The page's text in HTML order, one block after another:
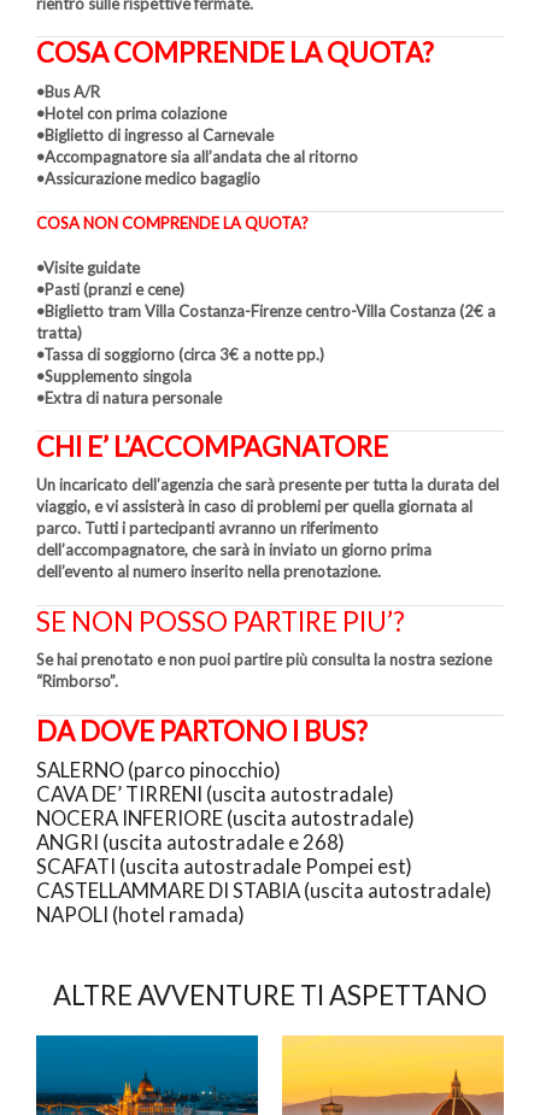
COSA COMPRENDE LA QUOTA?
•Bus A/R
•Hotel con prima colazione
•Biglietto di ingresso al Carnevale
•Accompagnatore sia all’andata che al ritorno
•Assicurazione medico bagaglio
COSA NON COMPRENDE LA QUOTA?
•Visite guidate
•Pasti (pranzi e cene)
•Biglietto tram Villa Costanza-Firenze centro-Villa Costanza (2€ a
tratta)
•Tassa di soggiorno (circa 3€ a notte pp.)
•Supplemento singola
•Extra di natura personale
CHI E’ L’ACCOMPAGNATORE
Un incaricato dell’agenzia che sarà presente per tutta la durata del
viaggio, e vi assisterà in caso di problemi per quella giornata al
parco. Tutti i partecipanti avranno un riferimento
dell’accompagnatore, che sarà in inviato un giorno prima
dell’evento al numero inserito nella prenotazione.
SE NON POSSO PARTIRE PIU’?
Se hai prenotato e non puoi partire più consulta la nostra sezione
“Rimborso”.
DA DOVE PARTONO I BUS?
SALERNO (parco pinocchio)
CAVA DE’ TIRRENI (uscita autostradale)
NOCERA INFERIORE (uscita autostradale)
ANGRI (uscita autostradale e 268)
SCAFATI (uscita autostradale Pompei est)
CASTELLAMMARE DI STABIA (uscita autostradale)
NAPOLI (hotel ramada)
ALTRE AVVENTURE TI ASPETTANO